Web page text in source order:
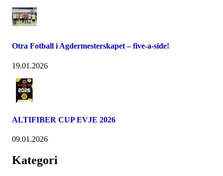
Otra Fotball i Agdermesterskapet – five-a-side!
19.01.2026
ALTIFIBER CUP EVJE 2026
09.01.2026
Kategori